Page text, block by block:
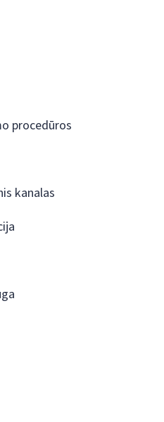
procedūros
kanalas